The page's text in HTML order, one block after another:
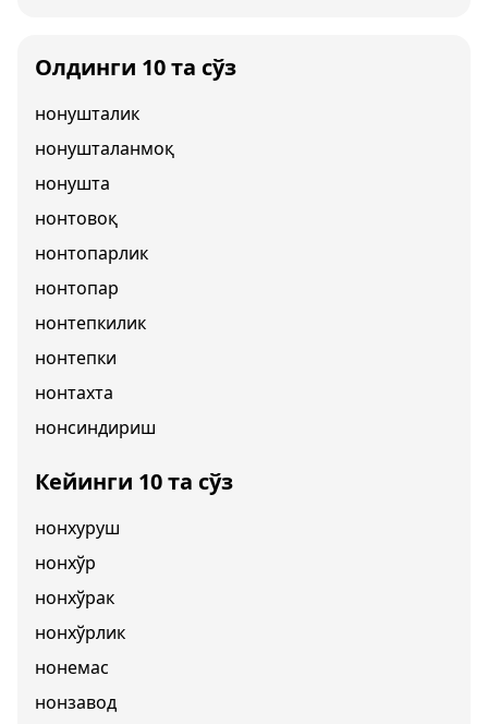
Олдинги 10 та сўз
нонушталик
нонушталанмоқ
нонушта
нонтовоқ
нонтопарлик
нонтопар
нонтепкилик
нонтепки
нонтахта
нонсиндириш
Кейинги 10 та сўз
нонхуруш
нонхўр
нонхўрак
нонхўрлик
нонемас
нонзавод